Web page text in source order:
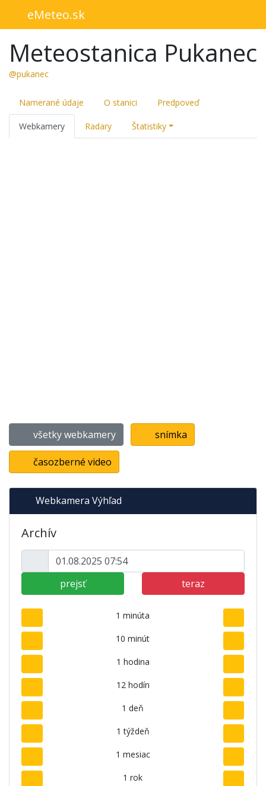
eMeteo.sk
Meteostanica Pukanec
@pukanec
Namerané údaje O stanici Predpoveď
Webkamery Radary Štatistiky
všetky webkamery snímka
časozberné video
Webkamera Výhľad
Archív
prejsť teraz
1 minúta
10 minút
1 hodina
12 hodín
1 deň
1 týždeň
1 mesiac
1 rok